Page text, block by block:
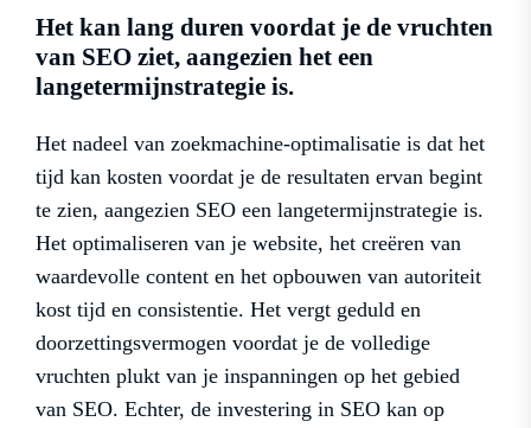
Het kan lang duren voordat je de vruchten
van SEO ziet, aangezien het een
langetermijnstrategie is.
Het nadeel van zoekmachine-optimalisatie is dat het
tijd kan kosten voordat je de resultaten ervan begint
te zien, aangezien SEO een langetermijnstrategie is.
Het optimaliseren van je website, het creëren van
waardevolle content en het opbouwen van autoriteit
kost tijd en consistentie. Het vergt geduld en
doorzettingsvermogen voordat je de volledige
vruchten plukt van je inspanningen op het gebied
van SEO. Echter, de investering in SEO kan op